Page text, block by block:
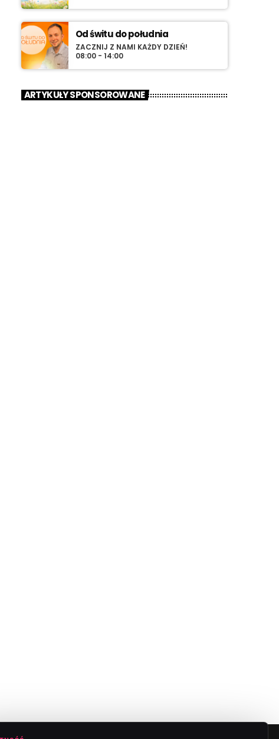
Od świtu do południa
ZACZNIJ Z NAMI KAŻDY DZIEŃ!
08:00 - 14:00
ARTYKUŁY SPONSOROWANE